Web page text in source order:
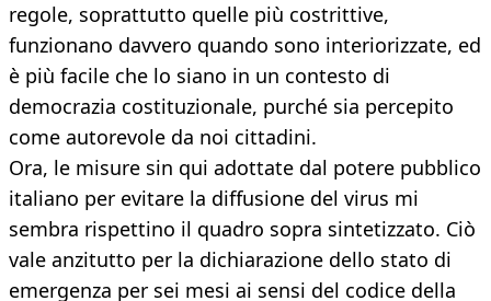
regole, soprattutto quelle più costrittive,
funzionano davvero quando sono interiorizzate, ed
è più facile che lo siano in un contesto di
democrazia costituzionale, purché sia percepito
come autorevole da noi cittadini.
Ora, le misure sin qui adottate dal potere pubblico
italiano per evitare la diffusione del virus mi
sembra rispettino il quadro sopra sintetizzato. Ciò
vale anzitutto per la dichiarazione dello stato di
emergenza per sei mesi ai sensi del codice della